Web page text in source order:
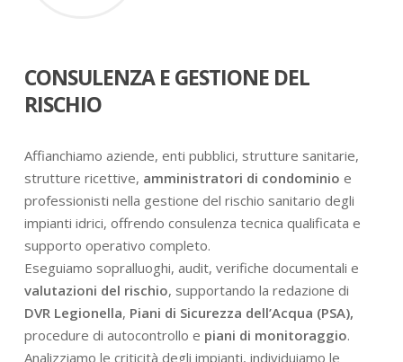
CONSULENZA E GESTIONE DEL
RISCHIO
Affianchiamo aziende, enti pubblici, strutture sanitarie,
strutture ricettive, amministratori di condominio e
professionisti nella gestione del rischio sanitario degli
impianti idrici, offrendo consulenza tecnica qualificata e
supporto operativo completo.
Eseguiamo sopralluoghi, audit, verifiche documentali e
valutazioni del rischio, supportando la redazione di
DVR Legionella, Piani di Sicurezza dell’Acqua (PSA),
procedure di autocontrollo e piani di monitoraggio.
Analizziamo le criticità degli impianti, individuiamo le